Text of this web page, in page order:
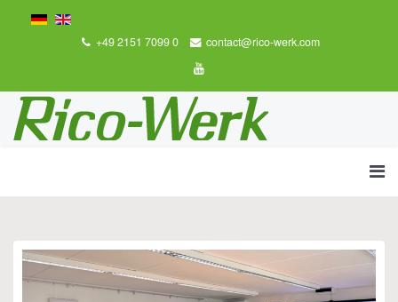
+49 2151 7099 0 contact@rico-werk.com